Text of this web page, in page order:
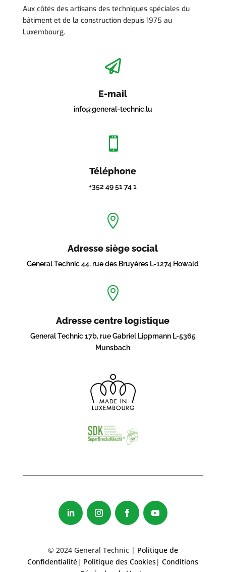
Aux côtés des artisans des techniques spéciales du
bâtiment et de la construction depuis 1975 au
Luxembourg.

E-mail
info@general-technic.lu

Téléphone
+352 49 51 74 1

Adresse siège social
General Technic 44, rue des Bruyères L-1274 Howald

Adresse centre logistique
General Technic 17b, rue Gabriel Lippmann L-5365
Munsbach
© 2024 General Technic | Politique de
Confidentialité| Politique des Cookies|Conditions